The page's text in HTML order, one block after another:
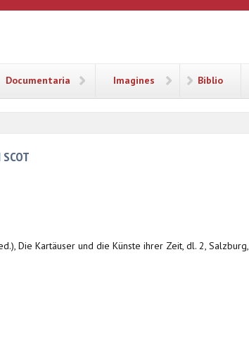
Documentaria Imagines Biblio
Die Kartäuser und die Künste ihrer Zeit, dl. 2, Salzburg,